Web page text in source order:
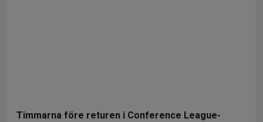
Timmarna före returen i Conference League-